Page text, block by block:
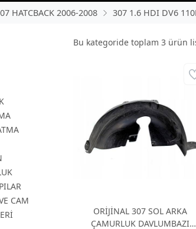
HATCBACK 2006-2008 307 1.6 HDI DV6
CAM
Bu kategoride toplam 3 ürün
ORİJİNAL 307 SOL ARKA
ÇAMURLUK DAVLUMBAZI